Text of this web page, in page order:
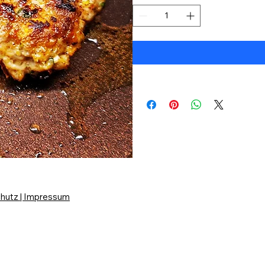
| Impressum